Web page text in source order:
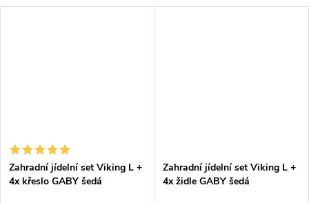
Zahradní jídelní set Viking L +
4x křeslo GABY šedá
Zahradní jídelní set Viking L +
4x židle GABY šedá